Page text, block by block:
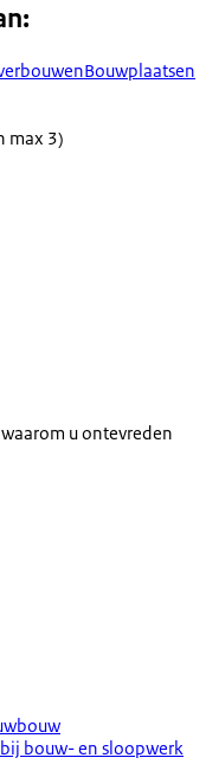
Bouwplaatsen
max 3)
u ontevreden
bouw- en sloopwerk